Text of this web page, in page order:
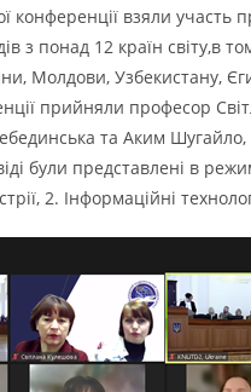
конференції взяли участь
з понад 12 країн світу,в
Молдови, Узбекистану,
прийняли професор
та Аким Шугайло,
були представлені в
2. Інформаційні